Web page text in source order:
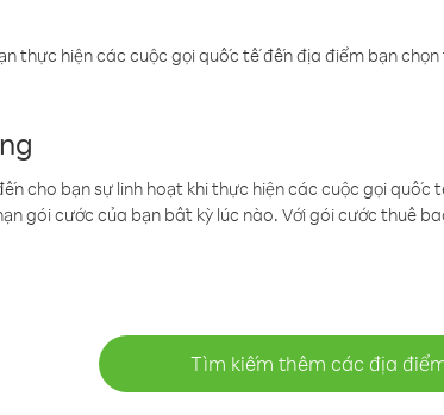
thực hiện các cuộc gọi quốc tế đến địa điểm bạn
cho bạn sự linh hoạt khi thực hiện các cuộc gọi quốc
gói cước của bạn bất kỳ lúc nào. Với gói cước thuê
Tìm kiếm thêm các địa